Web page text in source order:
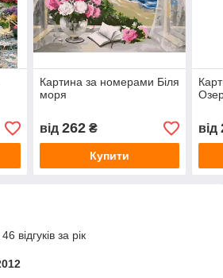
Картина за номерами Біля
моря
від 262₴
Купити
від
відгуків за рік